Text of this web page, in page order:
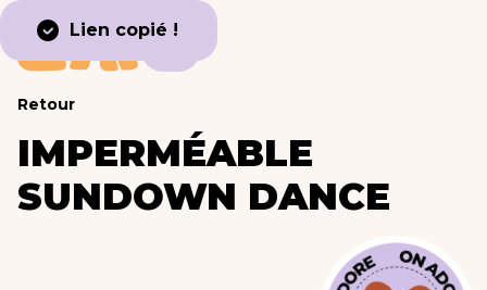
Lien copié !
Retour
IMPERMÉABLE
SUNDOWN DANCE